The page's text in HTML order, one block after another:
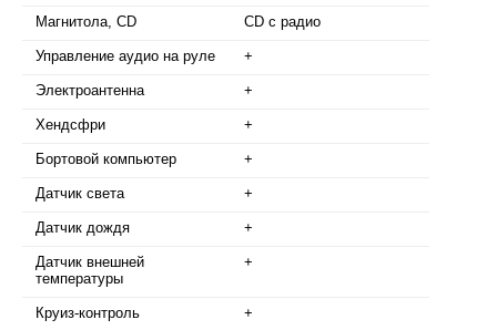
Магнитола, CD CD с радио
Управление аудио на руле +
Электроантенна +
Хендсфри +
Бортовой компьютер +
Датчик света +
Датчик дождя +
Датчик внешней
температуры
+
Круиз-контроль +